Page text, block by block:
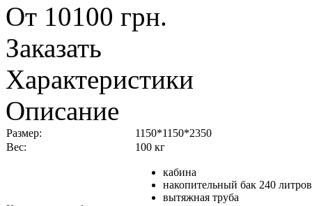
От 10100 грн.
Заказать
Характеристики
Описание
Размер:
1150*1150*2350
Вес:
100 кг
кабина
накопительный бак 240
вытяжная труба